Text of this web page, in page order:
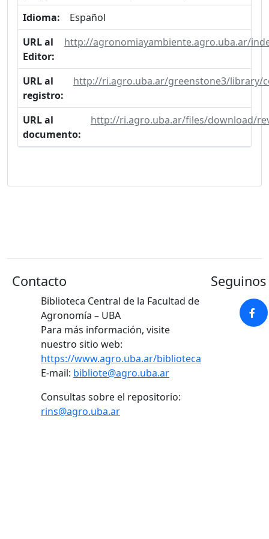
Idioma:
Español
URL al
Editor:
http://agronomiayambiente.agro.uba.ar/
URL al
registro:
http://ri.agro.uba.ar/greenstone3/library/
URL al
documento:
http://ri.agro.uba.ar/files/download/
Contacto
Biblioteca Central de la Facultad de
Agronomía – UBA
Para más información, visite
nuestro sitio web:
https://www.agro.uba.ar/biblioteca
E-mail: bibliote@agro.uba.ar
Consultas sobre el repositorio:
rins@agro.uba.ar